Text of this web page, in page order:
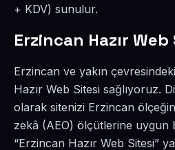
+ KDV) sunulur.
Erzincan Hazır
Erzincan ve yakın
Hazır Web Sitesi sağlıyoruz.
olarak sitenizi Erzincan
zekâ (AEO) ölçütlerine uygun
“Erzincan Hazır Web Sitesi”